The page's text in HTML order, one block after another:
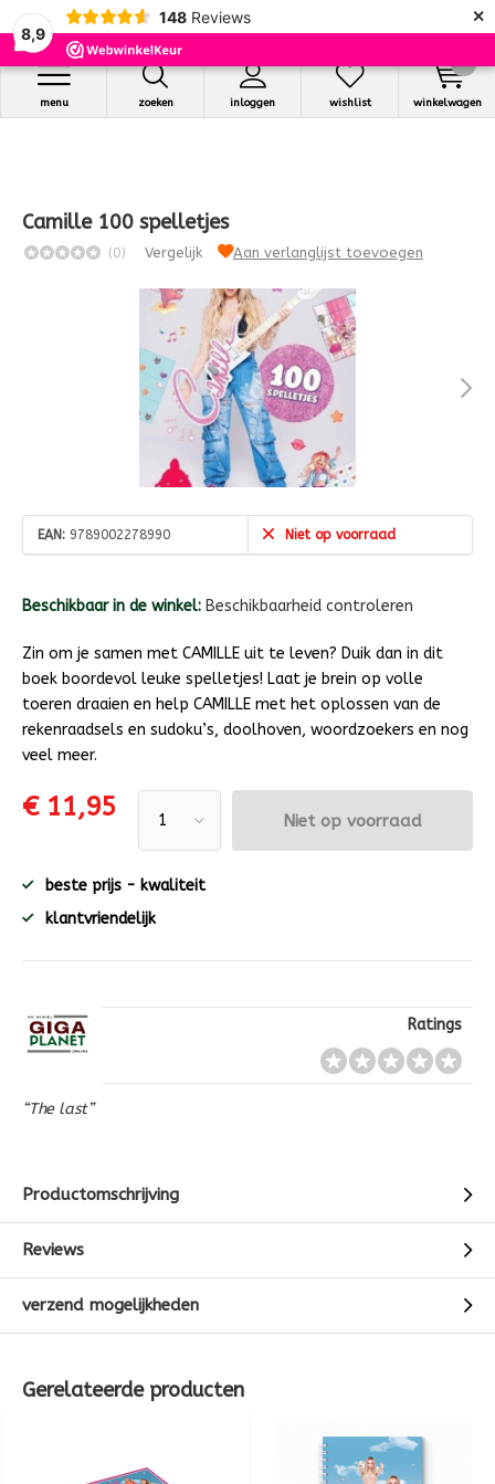
8,9
148 Reviews ×
zoeken inloggen
menu wishlist winkelwagen
Camille 100 spelletjes
(0) Vergelijk Aan verlanglijst toevoegen
EAN: 9789002278990 Niet op voorraad
Beschikbaar in de winkel: Beschikbaarheid controleren
Zin om je samen met CAMILLE uit te leven? Duik dan in dit
boek boordevol leuke spelletjes! Laat je brein op volle
toeren draaien en help CAMILLE met het oplossen van de
rekenraadsels en sudoku’s, doolhoven, woordzoekers en nog
veel meer.
€ 11,95 Niet op voorraad
beste prijs - kwaliteit
klantvriendelijk
Ratings
“The last”
Productomschrijving
Reviews
verzend mogelijkheden
Gerelateerde producten